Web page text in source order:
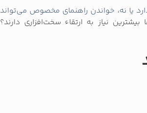
یا نه، خواندن راهنمای مخصوص می‌تواند
نیاز به ارتقاء سخت‌افزاری دارند؟